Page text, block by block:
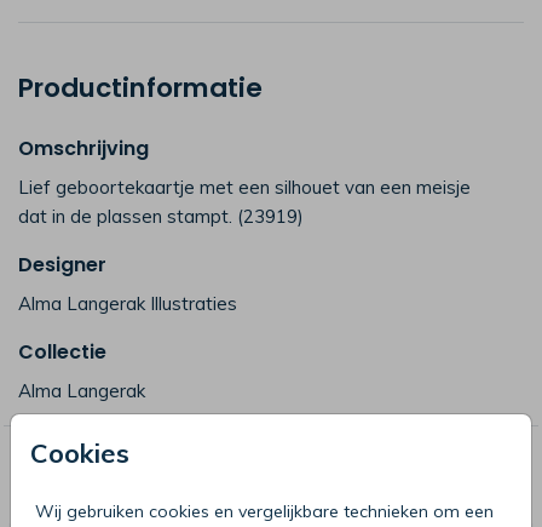
Cookies
Wij gebruiken cookies en vergelijkbare technieken om een
Productinformatie
Omschrijving
Lief geboortekaartje met een silhouet van een meisje
dat in de plassen stampt. (23919)
Designer
Alma Langerak Illustraties
Collectie
Alma Langerak
Deze producten zijn wellicht ook iets
voor je